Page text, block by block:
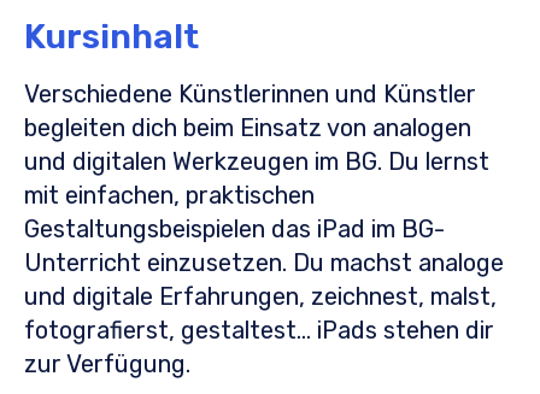
Kursinhalt
Verschiedene Künstlerinnen und Künstler
begleiten dich beim Einsatz von analogen
und digitalen Werkzeugen im BG. Du lernst
mit einfachen, praktischen
Gestaltungsbeispielen das iPad im BG-
Unterricht einzusetzen. Du machst analoge
und digitale Erfahrungen, zeichnest, malst,
fotografierst, gestaltest… iPads stehen dir
zur Verfügung.